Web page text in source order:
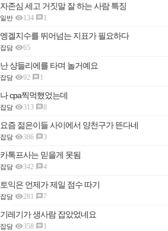
자존심 세고 거짓말 잘 하는 사람 특징
일반 134 1
엥겔지수를 뛰어넘는 지표가 필요하다
잡담 65
난 샹들리에를 타며 놀거예요
잡담 92 1
나 cpa찍먹했었는데
잡담 313 8
요즘 젊은이들 사이에서 양천구가 뜬다네
잡담 386 3
카톡프사는 믿을게 못됨
잡담 342 4
토익은 언제가 제일 점수 따기
잡담 281 7
기레기가 생사람 잡았었네요
잡담 358 1